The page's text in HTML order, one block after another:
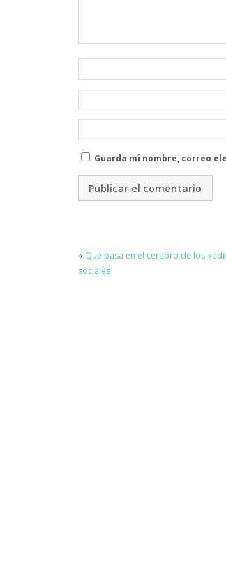
Guarda mi nombre, correo
« Qué pasa en el cerebro de los
sociales